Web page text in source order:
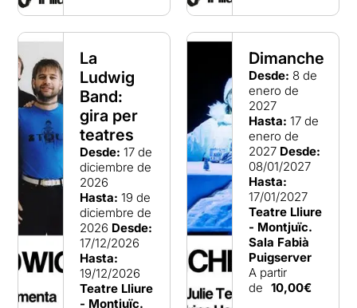
La
Ludwig
Band:
gira per
teatres
Desde: 17 de
diciembre de
2026
Hasta: 19 de
diciembre de
2026 Desde:
17/12/2026
Hasta:
19/12/2026
Teatre Lliure
- Montjuïc.
Dimanche
Desde: 8 de
enero de
2027
Hasta: 17 de
enero de
2027 Desde:
08/01/2027
Hasta:
17/01/2027
Teatre Lliure
- Montjuïc.
Sala Fabià
Puigserver
A partir
de 10,00€